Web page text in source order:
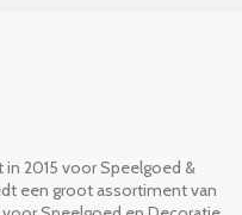
2015 voor Speelgoed &
een groot assortiment van